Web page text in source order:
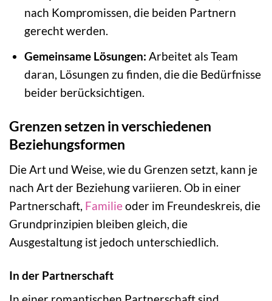
nach Kompromissen, die beiden Partnern
gerecht werden.
Gemeinsame Lösungen: Arbeitet als Team
daran, Lösungen zu finden, die die Bedürfnisse
beider berücksichtigen.
Grenzen setzen in verschiedenen
Beziehungsformen
Die Art und Weise, wie du Grenzen setzt, kann je
nach Art der Beziehung variieren. Ob in einer
Partnerschaft, Familieoder im Freundeskreis, die
Grundprinzipien bleiben gleich, die
Ausgestaltung ist jedoch unterschiedlich.
In der Partnerschaft